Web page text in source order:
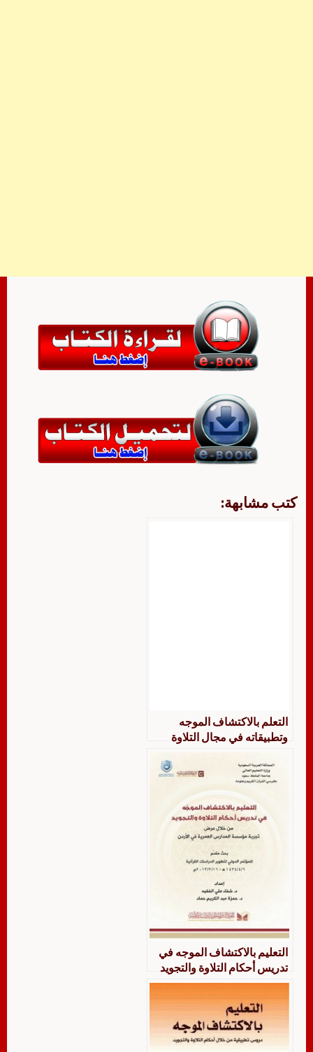
كتب مشابهة:
التعلم بالاكتشاف الموجه
وتطبيقاته في مجال التلاوة
التعليم بالاكتشاف الموجه في
تدريس أحكام التلاوة والتجويد